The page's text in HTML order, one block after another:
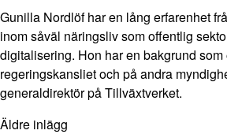
Gunilla Nordlöf har en lång erfarenhet
inom såväl näringsliv som offentlig
digitalisering. Hon har en bakgrund
regeringskansliet och på andra
generaldirektör på Tillväxtverket.
Äldre inlägg